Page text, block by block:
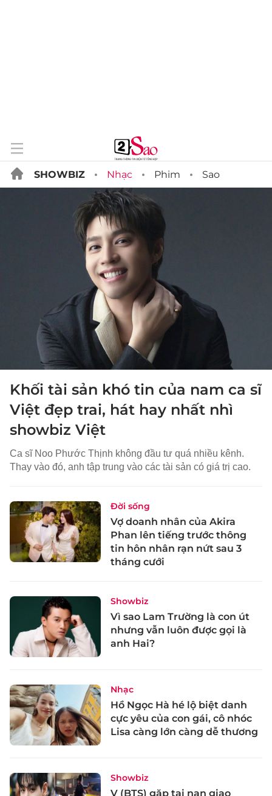
SHOWBIZ Nhạc Phim Sao
Khối tài sản khó tin của nam ca sĩ
Việt đẹp trai, hát hay nhất nhì
showbiz Việt
Ca sĩ Noo Phước Thịnh không đầu tư quá nhiều kênh.
Thay vào đó, anh tập trung vào các tài sản có giá trị cao.
Đời sống
Vợ doanh nhân của Akira
Phan lên tiếng trước thông
tin hôn nhân rạn nứt sau 3
tháng cưới
Showbiz
Vì sao Lam Trường là con út
nhưng vẫn luôn được gọi là
anh Hai?
Nhạc
Hồ Ngọc Hà hé lộ biệt danh
cực yêu của con gái, cô nhóc
Lisa càng lớn càng dễ thương
Showbiz
V (BTS) gặp tai nạn giao